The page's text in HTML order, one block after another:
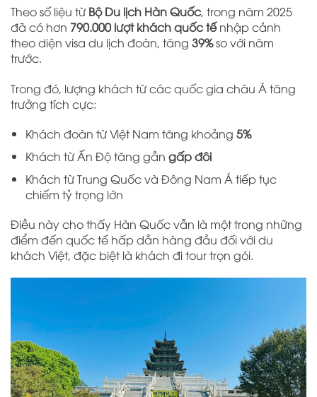
Theo số liệu từ Bộ Du lịch Hàn Quốc, trong năm 2025
đã có hơn 790.000 lượt khách quốc tếnhập cảnh
theo diện visa du lịch đoàn, tăng 39%so với năm
trước.
Trong đó, lượng khách từ các quốc gia châu Á tăng
trưởng tích cực:
Khách đoàn từ Việt Nam tăng khoảng 5%
Khách từ Ấn Độ tăng gần gấp đôi
Khách từ Trung Quốc và Đông Nam Á tiếp tục
chiếm tỷ trọng lớn
Điều này cho thấy Hàn Quốc vẫn là một trong những
điểm đến quốc tế hấp dẫn hàng đầu đối với du
khách Việt, đặc biệt là khách đi tour trọn gói.